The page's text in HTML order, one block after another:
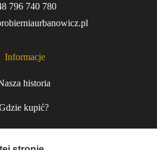
796 740 780
Informacje
historia
kupić?
niecodzienny